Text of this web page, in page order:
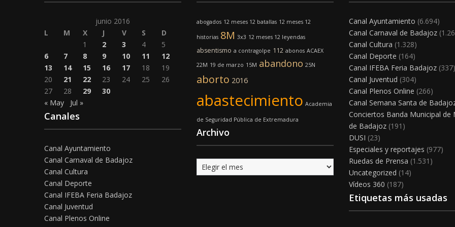
junio 2016
L
M X J V S
D
1
2 3 4
5
6
7 8 9 10 11
12
13
14 15 16 17 18
19
20
21 22 23 24 25
26
27
28 29
30
« May
Jul »
Canales
Canal Ayuntamiento
Canal Carnaval de Badajoz
Canal Cultura
Canal Deporte
Canal IFEBA Feria Badajoz
Canal Juventud
Canal Plenos Online
abogados 12 meses 12 batallas 12 meses 12
historias 8M 3x3 12 meses 12 leyendas
absentismo a contragolpe 112 abonos ACAEX
22M 19 de marzo 15M abandono 25N
aborto 2016
abastecimiento Academia
de Seguridad Pública de Extremadura
Archivo
Archivo
Canal Ayuntamiento (6.694)
Canal Carnaval de Badajoz
Canal Cultura (1.328)
Canal Deporte (164)
Canal IFEBA Feria Badajoz (337)
Canal Juventud (304)
Canal Plenos Online (266)
Canal Semana Santa de
Conciertos Banda Municipal de
de Badajoz (191)
DUSI (23)
Especiales y reportajes (977)
Ruedas de Prensa (1.531)
Uncategorized (14)
Vídeos 360 (187)
Etiquetas más usadas